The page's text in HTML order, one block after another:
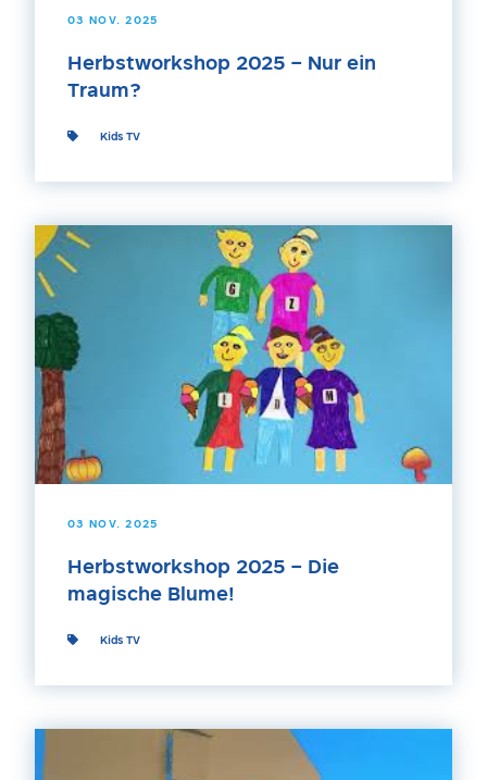
03 NOV. 2025
Herbstworkshop 2025 – Nur ein
Traum?
Kids TV
03 NOV. 2025
Herbstworkshop 2025 – Die
magische Blume!
Kids TV